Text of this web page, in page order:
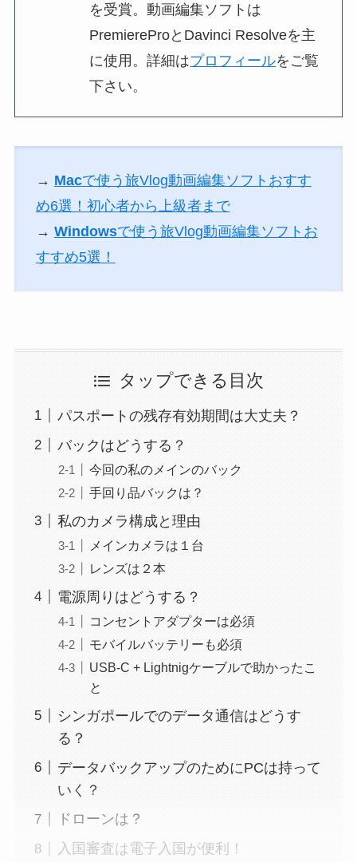
を受賞。動画編集ソフトは
PremiereProとDavinci Resolveを主
に使用。詳細はプロフィールをご覧
下さい。
→ Macで使う旅Vlog動画編集ソフトおすす
め6選！初心者から上級者まで
→ Windowsで使う旅Vlog動画編集ソフトお
すすめ5選！
タップできる目次
パスポートの残存有効期間は大丈夫？
バックはどうする？
今回の私のメインのバック
手回り品バックは？
私のカメラ構成と理由
メインカメラは１台
レンズは２本
電源周りはどうする？
コンセントアダプターは必須
モバイルバッテリーも必須
USB-C + Lightnigケーブルで助かったこ
と
シンガポールでのデータ通信はどうす
る？
データバックアップのためにPCは持って
いく？
ドローンは？
入国審査は電子入国が便利！